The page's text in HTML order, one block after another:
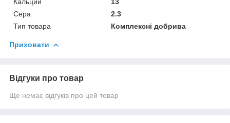
Сера
2.3
Тип товара
Комплексні добрива
Приховати
Відгуки про товар
Ще немає відгуків про цей товар